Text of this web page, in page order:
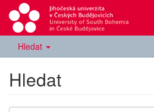
Hledat
Hledat